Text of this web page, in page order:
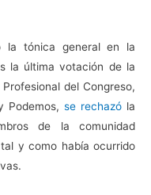
la tónica general en la
la última votación de la
del Congreso,
Podemos, se rechazóla
de la comunidad
y como había ocurrido